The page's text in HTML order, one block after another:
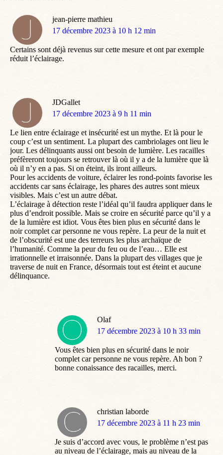
jean-pierre mathieu
dit
17 décembre 2023 à 10 h 12 min
Certains sont déjà revenus sur cette mesure et ont par exemple
réduit l’éclairage.
JDGallet
dit
17 décembre 2023 à 9 h 11 min
Le lien entre éclairage et insécurité est un mythe. Et là pour le
coup c’est un sentiment. La plupart des cambriolages ont lieu le
jour. Les délinquants aussi ont besoin de lumière. Les racailles
préfèreront toujours se retrouver là où il y a de la lumière que là
où il n’y en a pas. Si on éteint, ils iront ailleurs.
Pour les accidents de voiture, éclairer les rond-points favorise les
accidents car sans éclairage, les phares des autres sont mieux
visibles. Mais c’est un autre débat.
L’éclairage à détection reste l’idéal qu’il faudra appliquer dans le
plus d’endroit possible. Mais se croire en sécurité parce qu’il y a
de la lumière est idiot. Vous êtes bien plus en sécurité dans le
noir complet car personne ne vous repère. La peur de la nuit et
de l’obscurité est une des terreurs les plus archaïque de
l’humanité. Comme la peur du feu ou de l’eau… Elle est
irrationnelle et irraisonnée. Dans la plupart des villages que je
traverse de nuit en France, désormais tout est éteint et aucune
délinquance.
Olaf
dit
17 décembre 2023 à 10 h 33 min
Vous êtes bien plus en sécurité dans le noir
complet car personne ne vous repère. Ah bon ?
bonne conaissance des racailles, merci.
christian laborde
dit
17 décembre 2023 à 11 h 23 min
Je suis d’accord avec vous, le problème n’est pas
au niveau de l’éclairage, mais au niveau de la